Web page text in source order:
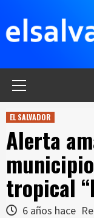
contenido
EL SALVADOR
Alerta
tropical
6 años hace